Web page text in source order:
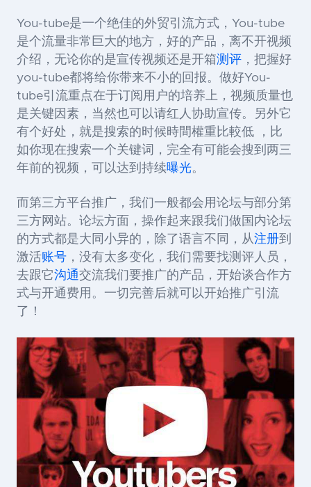
You-tube是一个绝佳的外贸引流方式，You-tube
是个流量非常巨大的地方，好的产品，离不开视频
介绍，无论你的是宣传视频还是开箱测评 ，把握好
you-tube都将给你带来不小的回报。做好You-
tube引流重点在于订阅用户的培养上，视频质量也
是关键因素，当然也可以请红人协助宣传。另外它
有个好处，就是搜索的时候時間權重比較低
，比
如你现在搜索一个关键词，完全有可能会搜到两三
年前的视频，可以达到持续曝光。
而第三方平台推广，我们一般都会用论坛与部分第
三方网站。论坛方面，操作起来跟我们做国内论坛
的方式都是大同小异的，除了语言不同，从注册到
激活账号 ，没有太多变化，我们需要找测评人员，
去跟它沟通交流我们要推广的产品，开始谈合作方
式与开通费用。一切完善后就可以开始推广引流
了！